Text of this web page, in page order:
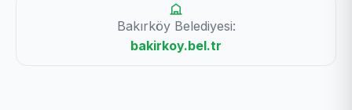
Bakırköy Belediyesi:
bakirkoy.bel.tr